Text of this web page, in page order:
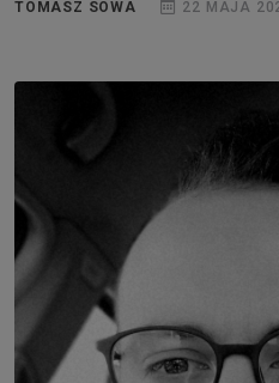
TOMASZ SOWA 22 MAJA